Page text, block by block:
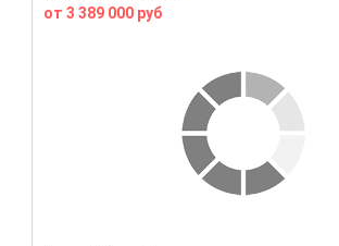
от 3 389 000 руб